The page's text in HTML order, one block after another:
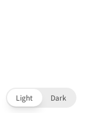
Light Dark